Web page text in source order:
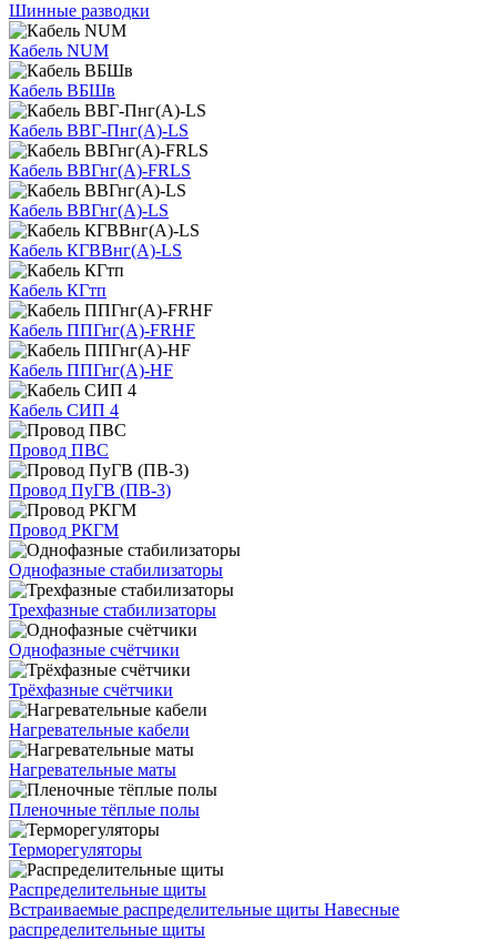
Шинные разводки
Кабель NUM
Кабель ВБШв
Кабель ВВГ-Пнг(А)-LS
Кабель ВВГнг(А)-FRLS
Кабель ВВГнг(А)-LS
Кабель КГВВнг(А)-LS
Кабель КГтп
Кабель ППГнг(А)-FRHF
Кабель ППГнг(А)-HF
Кабель СИП 4
Провод ПВС
Провод ПуГВ (ПВ-3)
Провод РКГМ
Однофазные стабилизаторы
Трехфазные стабилизаторы
Однофазные счётчики
Трёхфазные счётчики
Нагревательные кабели
Нагревательные маты
Пленочные тёплые полы
Терморегуляторы
Распределительные щиты
Встраиваемые распределительные щиты Навесные
распределительные щиты